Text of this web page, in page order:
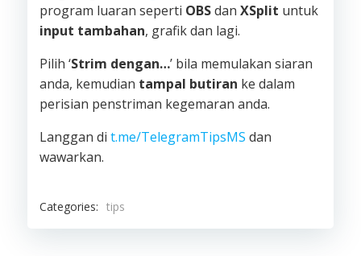
program luaran seperti OBSdan XSplit untuk
input tambahan, grafik dan lagi.
Pilih ‘Strim dengan…’ bila memulakan siaran
anda, kemudian tampal butiran ke dalam
perisian penstriman kegemaran anda.
Langgan di t.me/TelegramTipsMS dan
wawarkan.
Categories: tips